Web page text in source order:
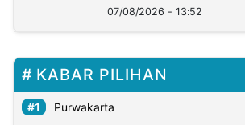
07/08/2026 - 13:52
KABAR PILIHAN
Purwakarta